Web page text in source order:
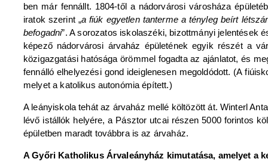
ben már fennállt. 1804-től a nádorvárosi városháza
iratok szerint „a fiúk egyetlen tanterme a tényleg beírt
befogadni”. A sorozatos iskolaszéki, bizottmányi jelentések
képező nádorvárosi árvaház épületének egyik részét a
közigazgatási hatósága örömmel fogadta az ajánlatot, és
fennálló elhelyezési gond ideiglenesen megoldódott. (A
melyet a katolikus autonómia épített.)
A leányiskola tehát az árvaház mellé költözött át. Winterl
lévő istállók helyére, a Pásztor utcai részen 5000 forintos
épületben maradt továbbra is az árvaház.
A Győri Katholikus Árvaleányház kimutatása, amelyet a